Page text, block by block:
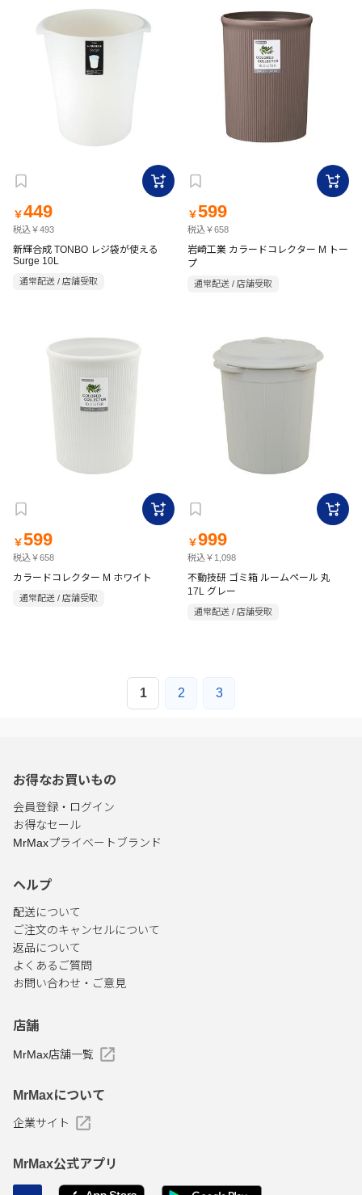
￥449
税込￥493
新輝合成 TONBO レジ袋が使える
Surge 10L
通常配送 / 店舗受取
￥599
税込￥658
岩崎工業 カラードコレクター M トー
プ
通常配送 / 店舗受取
￥599
税込￥658
カラードコレクター M ホワイト
通常配送 / 店舗受取
￥999
税込￥1,098
不動技研 ゴミ箱 ルームペール 丸
17L グレー
通常配送 / 店舗受取
1 2 3
お得なお買いもの
会員登録・ログイン
お得なセール
MrMaxプライベートブランド
ヘルプ
配送について
ご注文のキャンセルについて
返品について
よくあるご質問
お問い合わせ・ご意見
店舗
MrMax店舗一覧
MrMaxについて
企業サイト
MrMax公式アプリ